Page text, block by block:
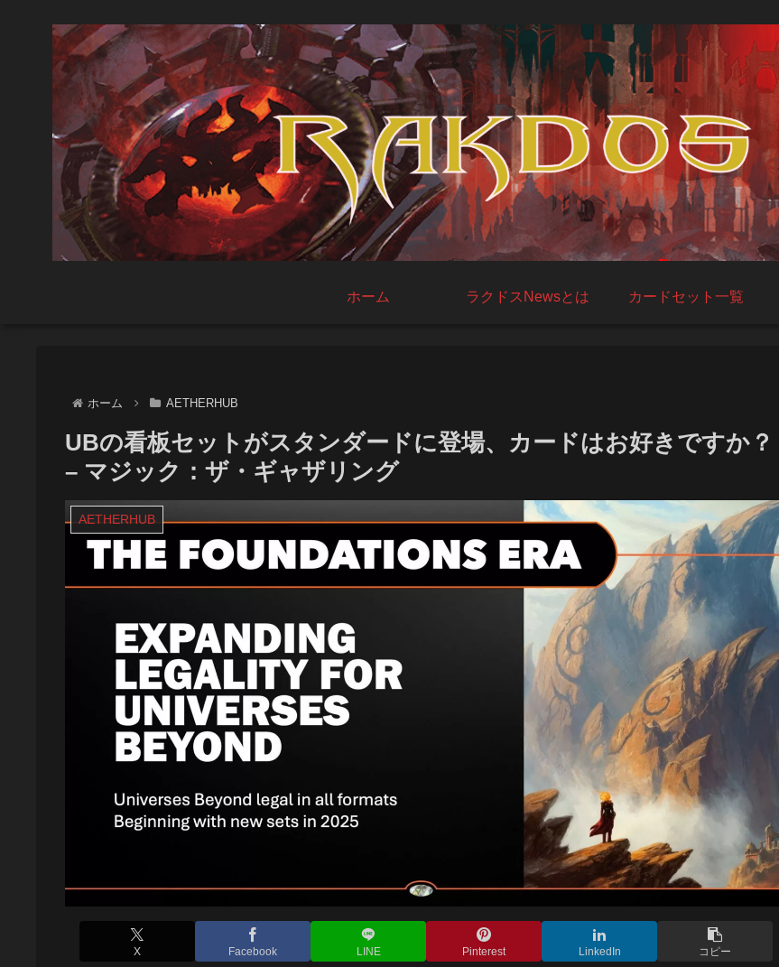
ホーム ラクドスNewsとは カードセット一覧
ホーム AETHERHUB
UBの看板セットがスタンダードに登場、カードはお好きですか？
– マジック：ザ・ギャザリング
AETHERHUB
X Facebook LINE Pinterest LinkedIn コピー